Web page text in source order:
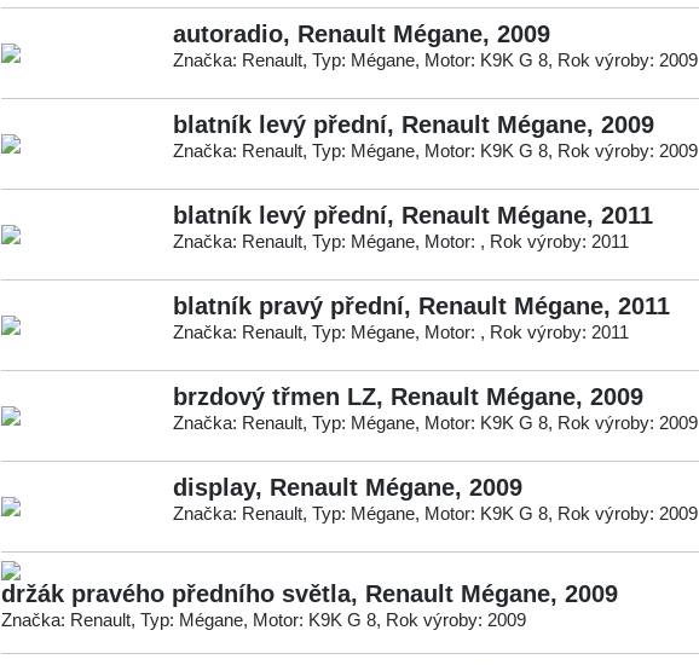
autoradio, Renault Mégane, 2009
Značka: Renault, Typ: Mégane, Motor: K9K G 8, Rok výroby: 2009
blatník levý přední, Renault Mégane, 2009
Značka: Renault, Typ: Mégane, Motor: K9K G 8, Rok výroby: 2009
blatník levý přední, Renault Mégane, 2011
Značka: Renault, Typ: Mégane, Motor: , Rok výroby: 2011
blatník pravý přední, Renault Mégane, 2011
Značka: Renault, Typ: Mégane, Motor: , Rok výroby: 2011
brzdový třmen LZ, Renault Mégane, 2009
Značka: Renault, Typ: Mégane, Motor: K9K G 8, Rok výroby: 2009
display, Renault Mégane, 2009
Značka: Renault, Typ: Mégane, Motor: K9K G 8, Rok výroby: 2009
držák pravého předního světla, Renault Mégane, 2009
Značka: Renault, Typ: Mégane, Motor: K9K G 8, Rok výroby: 2009